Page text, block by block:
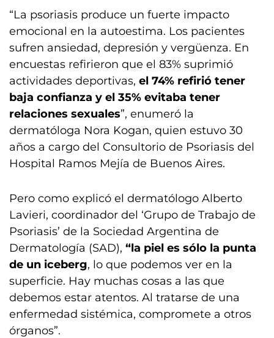
“La psoriasis produce un fuerte impacto
emocional en la autoestima. Los pacientes
sufren ansiedad, depresión y vergüenza. En
encuestas refirieron que el 83% suprimió
actividades deportivas, el 74% refirió tener
baja confianza y el 35% evitaba tener
relaciones sexuales”, enumeró la
dermatóloga Nora Kogan, quien estuvo 30
años a cargo del Consultorio de Psoriasis del
Hospital Ramos Mejía de Buenos Aires.
Pero como explicó el dermatólogo Alberto
Lavieri, coordinador del ‘Grupo de Trabajo de
Psoriasis’ de la Sociedad Argentina de
Dermatología (SAD), “la piel es sólo la punta
de un iceberg, lo que podemos ver en la
superficie. Hay muchas cosas a las que
debemos estar atentos. Al tratarse de una
enfermedad sistémica, compromete a otros
órganos”.